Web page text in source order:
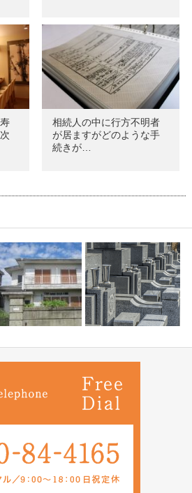
相続人の中に行方不明者
が居ますがどのような手
続きが…
宅の名義が亡くなった父の名
のままです…
お墓の種類について教え
い。